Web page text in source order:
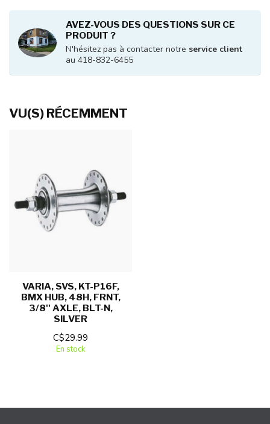
AVEZ-VOUS DES QUESTIONS SUR CE
PRODUIT ?
N'hésitez pas à contacter notre service client
au 418-832-6455
VU(S) RÉCEMMENT
VARIA, SVS, KT-P16F,
BMX HUB, 48H, FRNT,
3/8'' AXLE, BLT-N,
SILVER
C$29.99
En stock